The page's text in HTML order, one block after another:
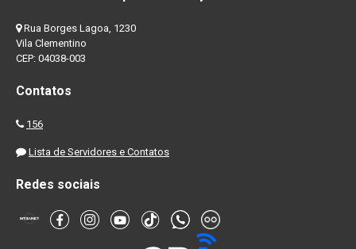
Rua Borges Lagoa, 1230
Vila Clementino
CEP: 04038-003
Contatos
156
Lista de Servidores e Contatos
Redes sociais